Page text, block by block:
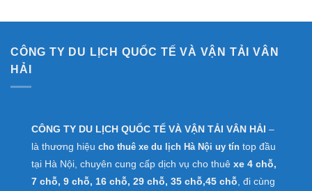
CÔNG TY DU LỊCH QUỐC TẾ VÀ VẬN TẢI VÂN
HẢI
CÔNG TY DU LỊCH QUỐC TẾ VÀ VẬN TẢI VÂN HẢI –
là thương hiệu cho thuê xe du lịch Hà Nội uy tín top đầu
tại Hà Nội, chuyên cung cấp dịch vụ cho thuê xe 4 chỗ,
7 chỗ, 9 chỗ, 16 chỗ, 29 chỗ, 35 chỗ,45 chỗ , đi cùng